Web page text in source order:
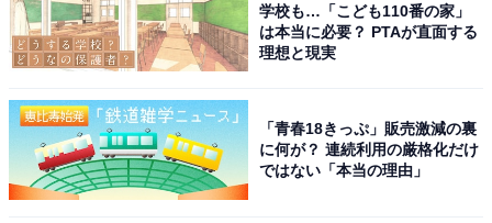
淳一の初恋相手・岩本万季子を演じるのは、幅広い表現
力を持つ井上真央さん。さらに、淳一の幼なじみを瀬戸
康史さん、渡辺大知さんが演じ、捜査で淳一とバディを
組む刑事を江口のりこさんが熱演中です。そのほかに
も、北香那さん、上川周作さん、段田安則さんなどが出
演し、演技派の多いドラマとなっています。
学校も…「こども110番の家」
は本当に必要？ PTAが直面する
理想と現実
「青春18きっぷ」販売激減の裏
に何が？ 連続利用の厳格化だけ
ではない「本当の理由」